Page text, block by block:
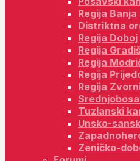
Regija Banja
Distriktna
Regija Doboj
Regija
Regija
Regija
Regija
Tuzlanski
Unsko-
Zeničko-